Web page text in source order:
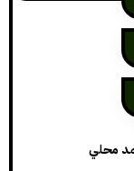
محلي